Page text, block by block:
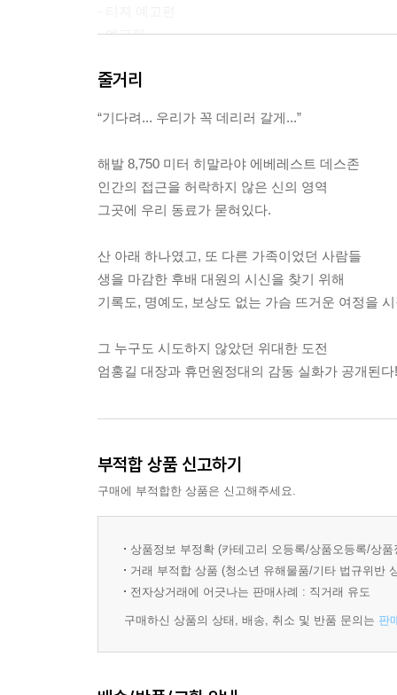
- 예고편
줄거리
“기다려... 우리가 꼭 데리러 갈게...”
해발 8,750 미터 히말라야 에베레스트 데스존
인간의 접근을 허락하지 않은 신의 영역
그곳에 우리 동료가 묻혀있다.
산 아래 하나였고, 또 다른 가족이었던 사람들
생을 마감한 후배 대원의 시신을 찾기 위해
기록도, 명예도, 보상도 없는 가슴 뜨거운 여정을
그 누구도 시도하지 않았던 위대한 도전
엄홍길 대장과 휴먼원정대의 감동 실화가 공개된다!
부적합 상품 신고하기
구매에 부적합한 상품은 신고해주세요.
상품정보 부정확 (카테고리 오등록/상품오등록/상
거래 부적합 상품 (청소년 유해물품/기타 법규위반
전자상거래에 어긋나는 판매사례 : 직거래 유도
구매하신 상품의 상태, 배송, 취소 및 반품 문의는 판